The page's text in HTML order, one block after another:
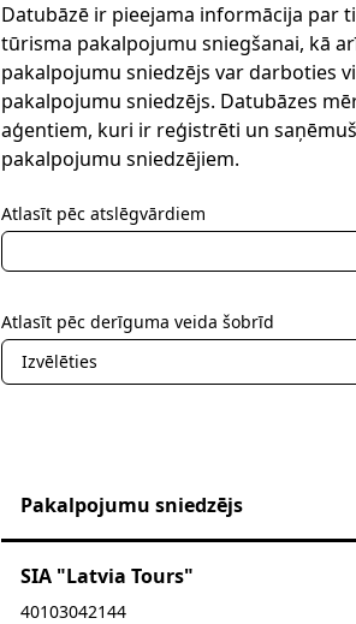
Datubāzē ir pieejama informācija par
tūrisma pakalpojumu sniegšanai, kā
pakalpojumu sniedzējs var darboties
pakalpojumu sniedzējs. Datubāzes
aģentiem, kuri ir reģistrēti un
pakalpojumu sniedzējiem.
Atlasīt pēc atslēgvārdiem
Atlasīt pēc derīguma veida šobrīd
Izvēlēties
Pakalpojumu sniedzējs
SIA "Latvia Tours"
40103042144